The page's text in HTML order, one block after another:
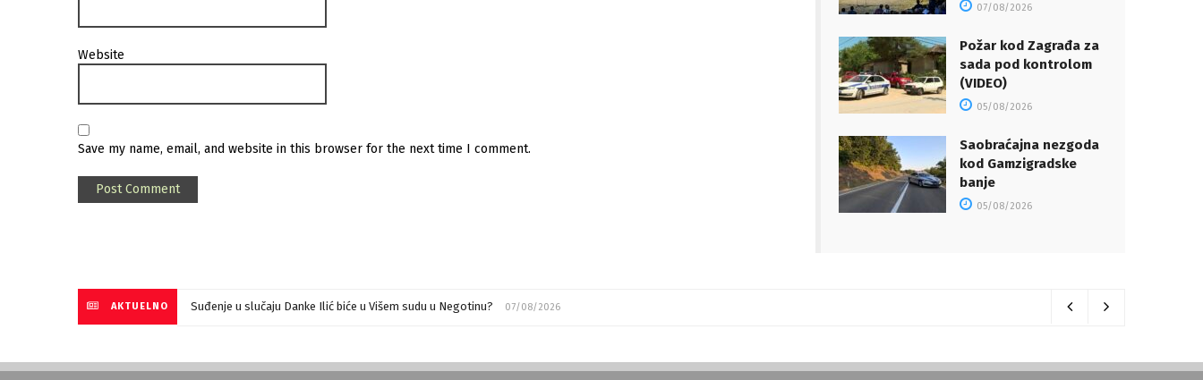
Website
Save my name, email, and website in this browser for the next time I comment.
07/08/2026
Požar kod Zagrađa za
sada pod kontrolom
(VIDEO)
05/08/2026
Saobraćajna nezgoda
kod Gamzigradske
banje
05/08/2026
AKTUELNO Suđenje u slučaju Danke Ilić biće u Višem sudu u Negotinu? 07/08/2026